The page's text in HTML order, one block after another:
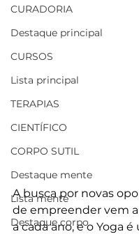
CURADORIA
Destaque principal
CURSOS
Lista principal
TERAPIAS
CIENTÍFICO
CORPO SUTIL
Destaque mente
Lista mente
Destaque corpo
A busca por novas
de empreender vem
a cada ano, e o Yoga é